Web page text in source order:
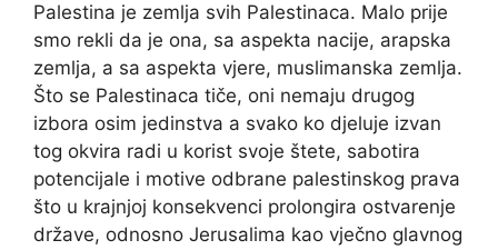
Palestina je zemlja svih Palestinaca. Malo prije
smo rekli da je ona, sa aspekta nacije, arapska
zemlja, a sa aspekta vjere, muslimanska zemlja.
Što se Palestinaca tiče, oni nemaju drugog
izbora osim jedinstva a svako ko djeluje izvan
tog okvira radi u korist svoje štete, sabotira
potencijale i motive odbrane palestinskog prava
što u krajnjoj konsekvenci prolongira ostvarenje
države, odnosno Jerusalima kao vječno glavnog